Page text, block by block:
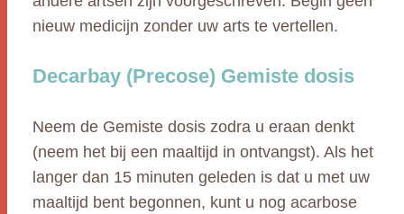
nieuw medicijn zonder uw arts te vertellen.
Decarbay (Precose) Gemiste dosis
Neem de Gemiste dosis zodra u eraan denkt
(neem het bij een maaltijd in ontvangst). Als het
langer dan 15 minuten geleden is dat u met uw
maaltijd bent begonnen, kunt u nog acarbose